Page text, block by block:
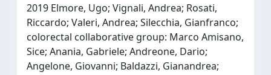
2019 Elmore, Ugo; Vignali, Andrea; Rosati,
Riccardo; Valeri, Andrea; Silecchia, Gianfranco;
colorectal collaborative group: Marco Amisano,
Sice; Anania, Gabriele; Andreone, Dario;
Angelone, Giovanni; Baldazzi, Gianandrea;